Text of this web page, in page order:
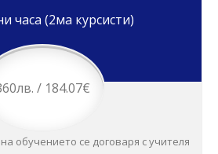
часа (2ма курсисти)
/ 184.07€
обучението се договаря с учителя